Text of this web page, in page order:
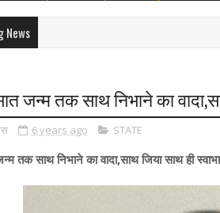
News
जन्म तक साथ निभाने का
6 years ago STATE
तक साथ निभाने का वादा,साथ जिया साथ ही